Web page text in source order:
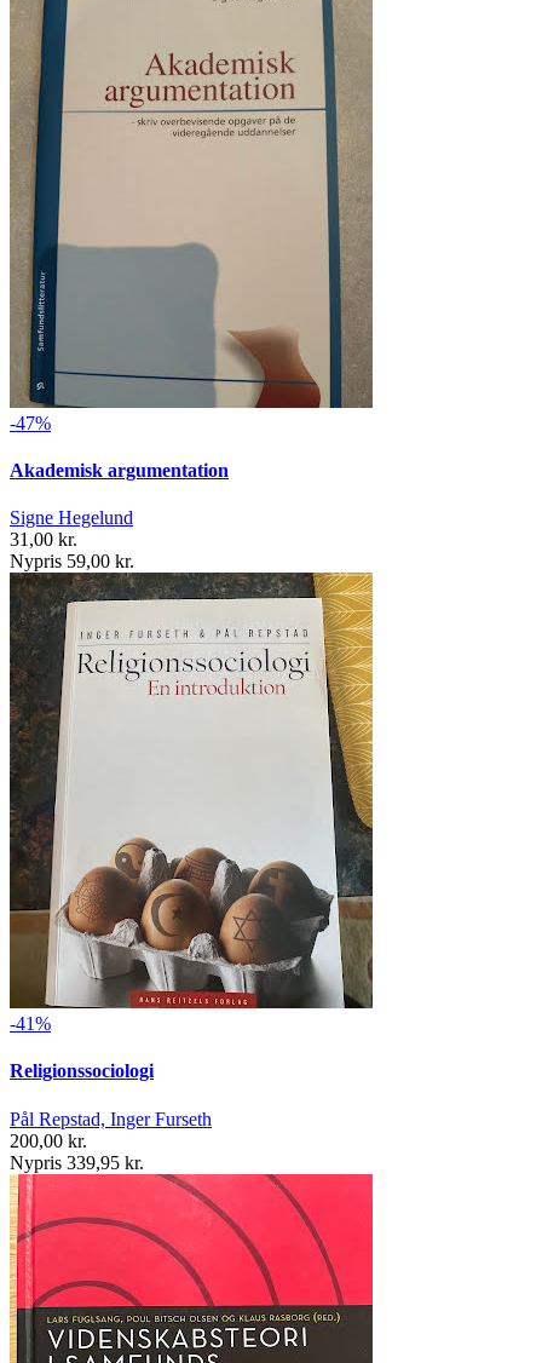
-47%
Akademisk argumentation
Signe Hegelund
31,00 kr.
Nypris 59,00 kr.
-41%
Religionssociologi
Pål Repstad, Inger Furseth
200,00 kr.
Nypris 339,95 kr.